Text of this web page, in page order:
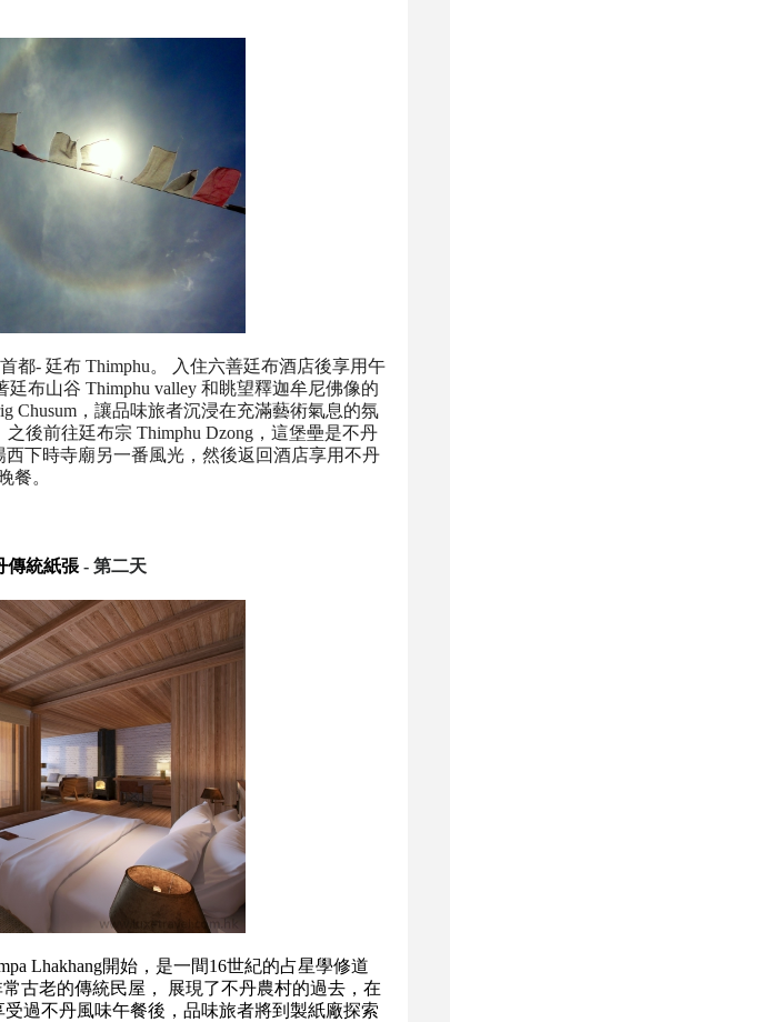
都- 廷布 Thimphu。 入住六善廷布酒店後享用午
布山谷 Thimphu valley 和眺望釋迦牟尼佛像的
Chusum，讓品味旅者沉浸在充滿藝術氣息的氛
後前往廷布宗 Thimphu Dzong，這堡壘是不丹
下時寺廟另一番風光，然後返回酒店享用不丹
餐。
傳統紙張- 第二天
Lhakhang開始，是一間16世紀的占星學修道
古老的傳統民屋， 展現了不丹農村的過去，在
過不丹風味午餐後，品味旅者將到製紙廠探索